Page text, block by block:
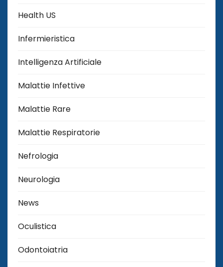
Health US
Infermieristica
Intelligenza Artificiale
Malattie Infettive
Malattie Rare
Malattie Respiratorie
Nefrologia
Neurologia
News
Oculistica
Odontoiatria